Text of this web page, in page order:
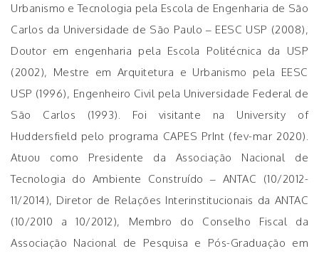
Urbanismo e Tecnologia pela Escola de Engenharia de São
Carlos da Universidade de São Paulo – EESC USP (2008),
Doutor em engenharia pela Escola Politécnica da USP
(2002), Mestre em Arquitetura e Urbanismo pela EESC
USP (1996), Engenheiro Civil pela Universidade Federal de
São Carlos (1993). Foi visitante na University of
Huddersfield pelo programa CAPES PrInt (fev-mar 2020).
Atuou como Presidente da Associação Nacional de
Tecnologia do Ambiente Construído – ANTAC (10/2012-
11/2014), Diretor de Relações Interinstitucionais da ANTAC
(10/2010 a 10/2012), Membro do Conselho Fiscal da
Associação Nacional de Pesquisa e Pós-Graduação em